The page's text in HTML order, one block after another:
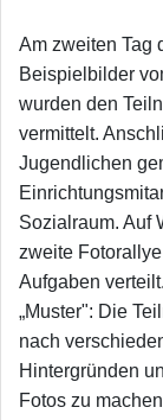
Am zweiten Tag
Beispielbilder
wurden den
vermittelt.
Jugendlichen
Sozialraum. Auf
zweite
Aufgaben
„Muster": Die
nach
Hintergründen
Fotos zu